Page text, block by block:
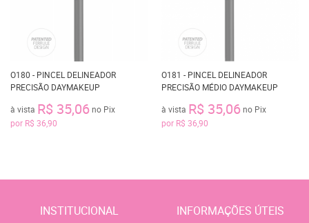
O180 - PINCEL DELINEADOR
PRECISÃO DAYMAKEUP
à vista R$ 35,06no Pix
por R$ 36,90
O181 - PINCEL DELINEADOR
PRECISÃO MÉDIO DAYMAKEUP
à vista R$ 35,06no Pix
por R$ 36,90
INSTITUCIONAL INFORMAÇÕES ÚTEIS